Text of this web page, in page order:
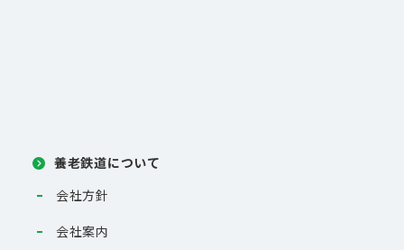
養老鉄道について
会社方針
会社案内